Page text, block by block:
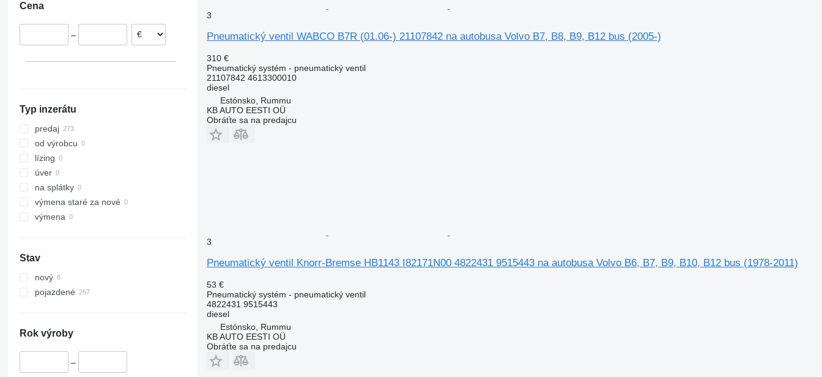
Cena
–
Typ inzerátu
predaj
od výrobcu
lízing
úver
na splátky
výmena staré za nové
výmena
Stav
nový
pojazdené
Rok výroby
–
3
Pneumatický ventil WABCO B7R (01.06-) 21107842 na autobusa Volvo B7, B8, B9, B12 bus (2005-)
310 €
Pneumatický systém - pneumatický ventil
21107842 4613300010
diesel
Estónsko, Rummu
KB AUTO EESTI OÜ
Obráťte sa na predajcu
3
Pneumatický ventil Knorr-Bremse HB1143 I82171N00 4822431 9515443 na autobusa Volvo B6, B7, B9, B10, B12 bus (1978-2011)
53 €
Pneumatický systém - pneumatický ventil
4822431 9515443
diesel
Estónsko, Rummu
KB AUTO EESTI OÜ
Obráťte sa na predajcu